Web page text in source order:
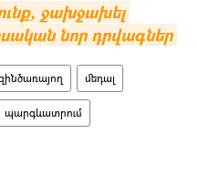
ջախջախել
նոր դրվագներ
մեդալ
պարգևատրում